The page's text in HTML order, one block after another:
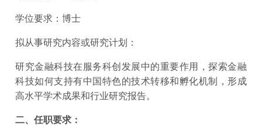
学位要求：博士
拟从事研究内容或研究计划：
研究金融科技在服务科创发展中的重要作用，探索金融
科技如何支持有中国特色的技术转移和孵化机制，形成
高水平学术成果和行业研究报告。
二、任职要求：